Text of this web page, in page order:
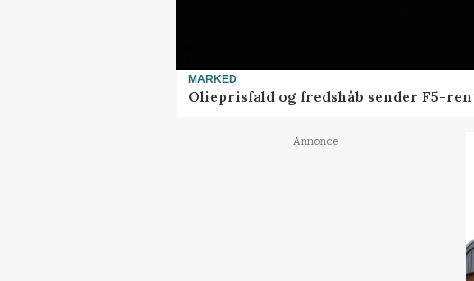
MARKED
Olieprisfald og fredshåb sender F5-
Annonce